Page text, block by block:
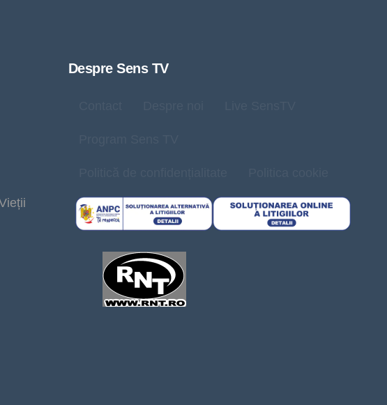
Despre Sens TV